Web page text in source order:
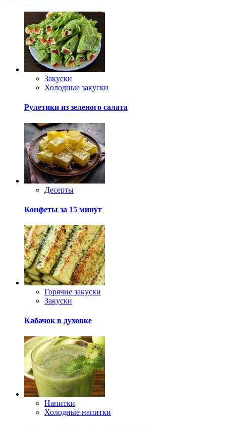
Закуски
Холодные закуски
Рулетики из зеленого салата
Десерты
Конфеты за 15 минут
Горячие закуски
Закуски
Кабачок в духовке
Напитки
Холодные напитки